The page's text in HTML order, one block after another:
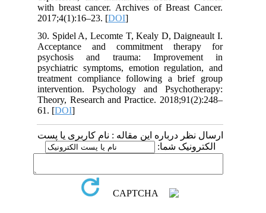
with breast cancer. Archives of Breast Cancer.
2017;4(1):16–23. [DOI
30. Spidel A, Lecomte T, Kealy D, Daigneault I.
Acceptance and commitment therapy for
psychosis and trauma: Improvement in
psychiatric symptoms, emotion regulation, and
treatment compliance following a brief group
intervention. Psychology and Psychotherapy:
Theory, Research and Practice. 2018;91(2):248–
61. [DOI
ارسال نظر درباره این مقاله : نام کاربری یا پست
الکترونیک شما: